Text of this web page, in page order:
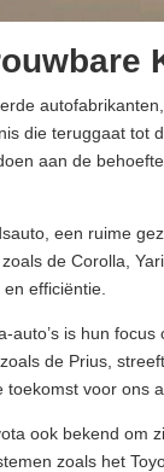
die teruggaat tot
aan de
een ruime
de Corolla,
efficiëntie.
is hun
de Prius,
toekomst voor ons
ook bekend om
zoals het